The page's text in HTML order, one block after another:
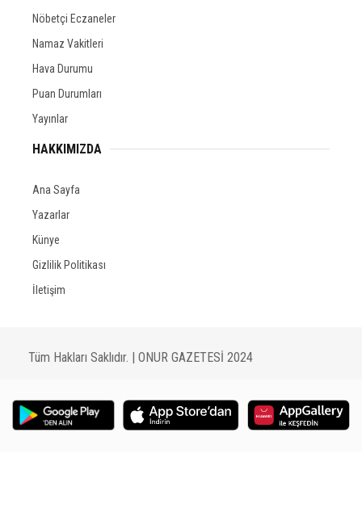
Nöbetçi Eczaneler
Namaz Vakitleri
Hava Durumu
Puan Durumları
Yayınlar
HAKKIMIZDA
Ana Sayfa
Yazarlar
Künye
Gizlilik Politikası
İletişim
Tüm Hakları Saklıdır. | ONUR GAZETESİ 2024